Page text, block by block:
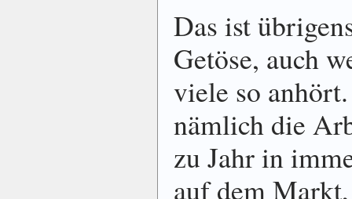
Das ist
Getöse, auch
viele so
nämlich die
zu Jahr in
auf dem